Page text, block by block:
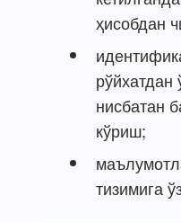
ҳисобдан
рўйхатдан
нисбатан
кўриш;
тизимига